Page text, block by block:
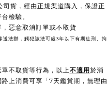
貨，經由正規渠道購入，保證正
檢驗。
惡意取消訂單或不取貨
法辦，觸犯該法可處3年以下有期徒刑、拘
不取貨等行為，以上不適用於消
上消費可享「7天鑑賞期，無理由